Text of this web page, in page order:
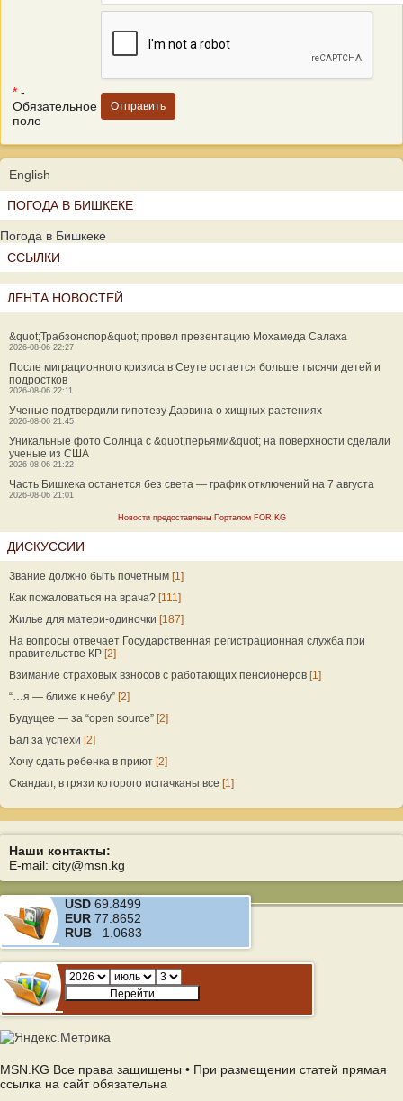
* -
Обязательное
поле
English
ПОГОДА В БИШКЕКЕ
Погода в Бишкеке
ССЫЛКИ
ЛЕНТА НОВОСТЕЙ
&quot;Трабзонспор&quot; провел презентацию Мохамеда Салаха
2026-08-06 22:27
После миграционного кризиса в Сеуте остается больше тысячи детей и
подростков
2026-08-06 22:11
Ученые подтвердили гипотезу Дарвина о хищных растениях
2026-08-06 21:45
Уникальные фото Солнца с &quot;перьями&quot; на поверхности сделали
ученые из США
2026-08-06 21:22
Часть Бишкека останется без света — график отключений на 7 августа
2026-08-06 21:01
Новости предоставлены Порталом FOR.KG
ДИСКУССИИ
Звание должно быть почетным [1]
Как пожаловаться на врача? [111]
Жилье для матери-одиночки [187]
На вопросы отвечает Государственная регистрационная служба при
правительстве КР [2]
Взимание страховых взносов с работающих пенсионеров [1]
“…я — ближе к небу” [2]
Будущее — за “open source” [2]
Бал за успехи [2]
Хочу сдать ребенка в приют [2]
Скандал, в грязи которого испачканы все [1]
Наши контакты:
E-mail: city@msn.kg
USD 69.8499
EUR 77.8652
RUB 1.0683
MSN.KG Все права защищены • При размещении статей прямая
ссылка на сайт обязательна